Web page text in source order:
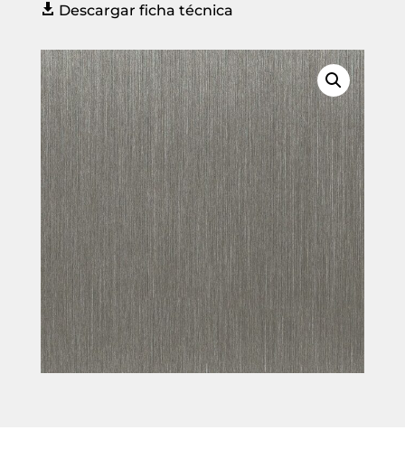
 Descargar ficha técnica